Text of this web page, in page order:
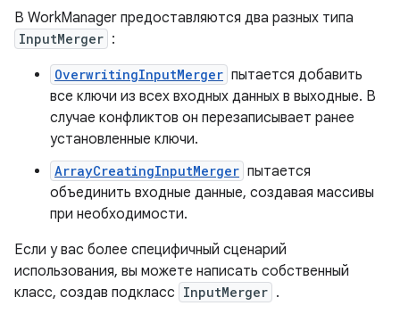
В WorkManager предоставляются два разных типа
InputMerger :
OverwritingInputMerger пытается добавить
все ключи из всех входных данных в выходные. В
случае конфликтов он перезаписывает ранее
установленные ключи.
ArrayCreatingInputMerger пытается
объединить входные данные, создавая массивы
при необходимости.
Если у вас более специфичный сценарий
использования, вы можете написать собственный
класс, создав подкласс InputMerger .